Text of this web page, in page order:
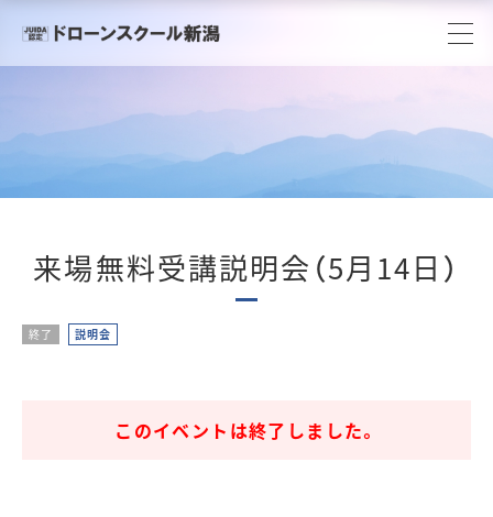
来場無料受講説明会（5月14日）
終了 説明会
このイベントは終了しました。